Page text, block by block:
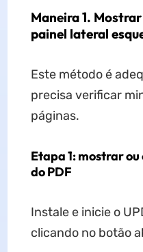
Maneira 1.
painel lateral
Este método é
precisa verificar
páginas.
Etapa 1: mostrar
do PDF
Instale e inicie o
clicando no botão